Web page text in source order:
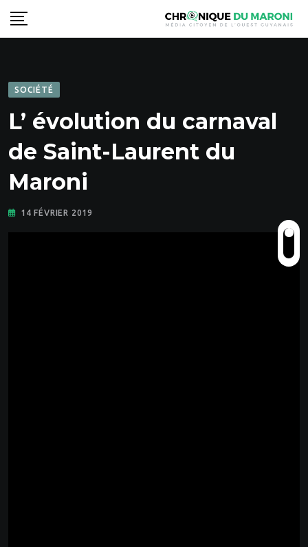
Skip
to
SOCIÉTÉ
L’ évolution du carnaval
de Saint-Laurent du
Maroni
14 FÉVRIER 2019